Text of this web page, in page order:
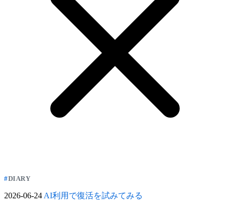
DIARY
2026-06-24AI利用で復活を試みてみる